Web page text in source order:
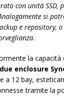
con unità SSD,
si
e repository,
la capacità
enclosure
a 12 bay,
tramite la